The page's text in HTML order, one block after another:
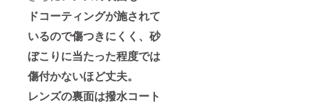
ドコーティングが施されて
いるので傷つきにくく、砂
ぼこりに当たった程度では
傷付かないほど丈夫。
レンズの裏面は撥水コート